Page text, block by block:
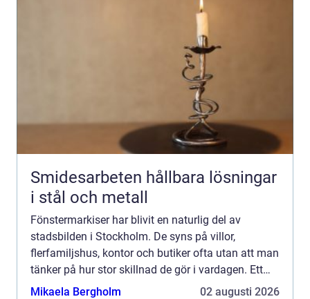
Smidesarbeten hållbara lösningar
i stål och metall
Fönstermarkiser har blivit en naturlig del av
stadsbilden i Stockholm. De syns på villor,
flerfamiljshus, kontor och butiker ofta utan att man
tänker på hur stor skillnad de gör i vardagen. Ett
genomtänkt solskydd minskar värmen inomhus,
Mikaela Bergholm 02 augusti 2026